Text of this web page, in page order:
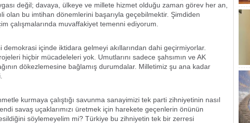
değil; davaya, ülkeye ve millete hizmet olduğu zaman görev her an,
olan bu imtihan dönemlerini başarıyla geçebilmektir. Şimdiden
çalışmalarında muvaffakiyet temenni ediyorum.
içinde iktidara gelmeyi akıllarından dahi geçirmiyorlar.
hiçbir mücadeleleri yok. Umutlarını sadece şahsımın ve AK
dökezlemesine bağlamış durumdalar. Milletimiz şu ana kadar
kurmaya çalıştığı savunma sanayimizi tek parti zihniyetinin nasıl
savaş uçaklarımızı üretmek için harekete geçenlerin önünün
söylemeyelim mi? Türkiye bu zihniyetin tek bir zerresi